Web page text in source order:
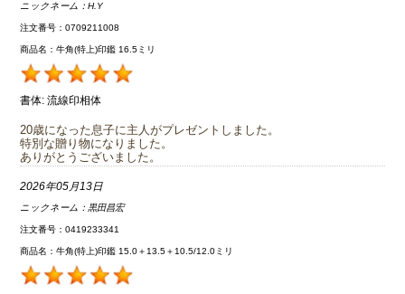
ニックネーム：H.Y
注文番号：0709211008
商品名：牛角(特上)印鑑 16.5ミリ
書体: 流線印相体
20歳になった息子に主人がプレゼントしました。
特別な贈り物になりました。
ありがとうございました。
2026年05月13日
ニックネーム：黒田昌宏
注文番号：0419233341
商品名：牛角(特上)印鑑 15.0＋13.5＋10.5/12.0ミリ